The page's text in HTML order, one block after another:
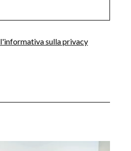
l'informativa sulla privacy